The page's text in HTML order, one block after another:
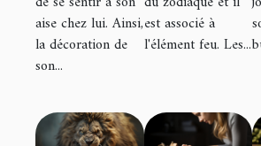
aise chez lui. Ainsi,
la décoration de
son...
est associé à
l'élément feu. Les...